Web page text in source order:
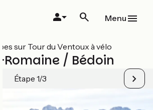
Menu
sur Tour du Ventoux à vélo
Romaine / Bédoin
Étape 1/3